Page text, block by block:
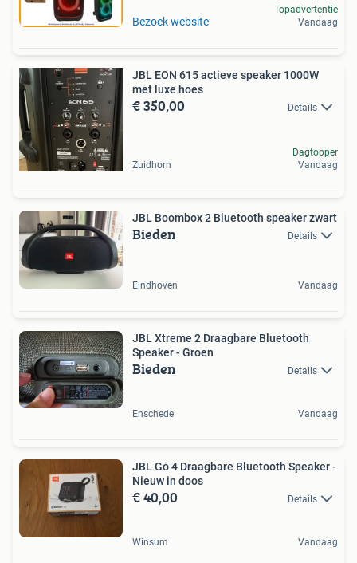
Bezoek website
Topadvertentie
Vandaag
JBL EON 615 actieve speaker 1000W
met luxe hoes
€ 350,00 Details
Zuidhorn
Dagtopper
Vandaag
JBL Boombox 2 Bluetooth speaker zwart
Bieden Details
Eindhoven Vandaag
JBL Xtreme 2 Draagbare Bluetooth
Speaker - Groen
Bieden Details
Enschede Vandaag
JBL Go 4 Draagbare Bluetooth Speaker -
Nieuw in doos
€ 40,00 Details
Winsum Vandaag